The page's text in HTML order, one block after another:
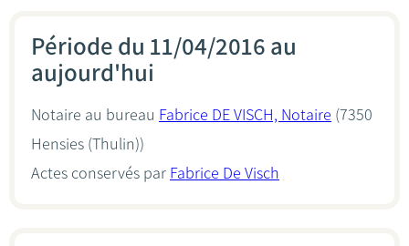
Période du 11/04/2016 au
aujourd'hui
Notaire au bureau Fabrice DE VISCH, Notaire (7350
Hensies (Thulin))
Actes conservés par Fabrice De Visch